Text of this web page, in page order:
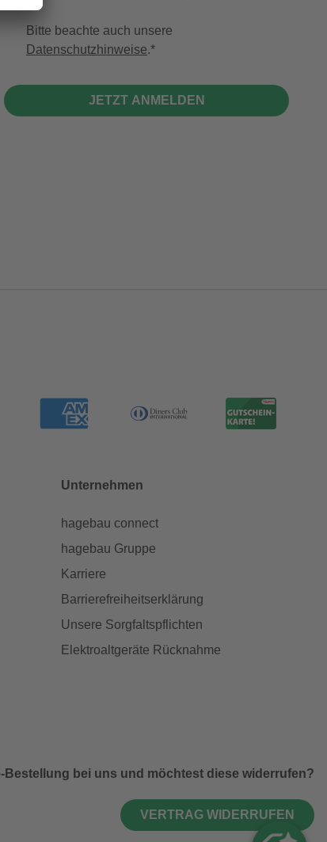
Bitte beachte auch unsere
Datenschutzhinweise.
JETZT ANMELDEN
Unternehmen
hagebau connect
hagebau Gruppe
Karriere
Barrierefreiheitserklärung
Unsere Sorgfaltspflichten
Elektroaltgeräte Rücknahme
Bestellung bei uns und möchtest diese widerrufen?
VERTRAG WIDERRUFEN